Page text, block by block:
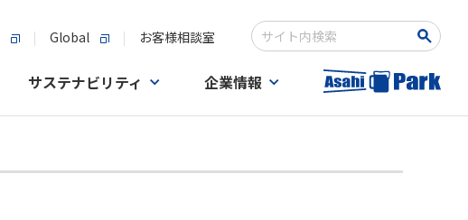
Global お客様相談室
Write your search query here
サステナビリティ 企業情報